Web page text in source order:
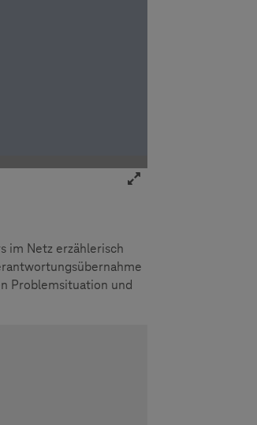
im Netz erzählerisch
Problemsituation und